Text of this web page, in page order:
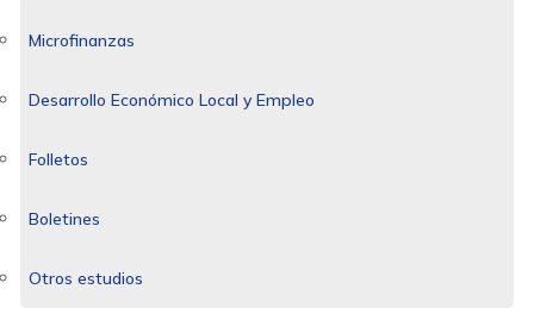
Microfinanzas
Desarrollo Económico Local y Empleo
Folletos
Boletines
Otros estudios